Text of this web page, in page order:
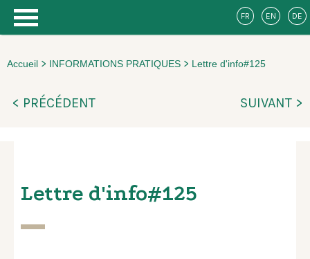
FR EN DE
Accueil > INFORMATIONS PRATIQUES > Lettre d'info#125
< PRÉCÉDENT SUIVANT >
Lettre d'info#125